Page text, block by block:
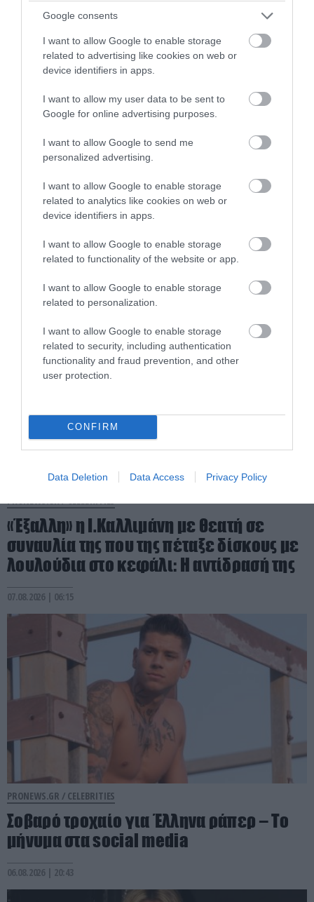
Google consents
I want to allow Google to enable storage
related to advertising like cookies on web or
device identifiers in apps.
I want to allow my user data to be sent to
Google for online advertising purposes.
I want to allow Google to send me
personalized advertising.
I want to allow Google to enable storage
related to analytics like cookies on web or
device identifiers in apps.
I want to allow Google to enable storage
related to functionality of the website or app.
I want to allow Google to enable storage
related to personalization.
I want to allow Google to enable storage
related to security, including authentication
functionality and fraud prevention, and other
user protection.
CONFIRM
Data Deletion Data Access Privacy Policy
PRONEWS.GR /CELEBRITIES
Μ.Μενούνος από τις διακοπές της στην
Ελλάδα: Οι πόζες με μπικίνι
07.08.2026 | 07:20
PRONEWS.GR /CELEBRITIES
«Έξαλλη» η Ι.Καλλιμάνη με θεατή σε
συναυλία της που της πέταξε δίσκους με
λουλούδια στο κεφάλι: Η αντίδρασή της
07.08.2026 | 06:15
PRONEWS.GR / CELEBRITIES
Σοβαρό τροχαίο για Έλληνα ράπερ – Το
μήνυμα στα social media
06.08.2026 | 20:43